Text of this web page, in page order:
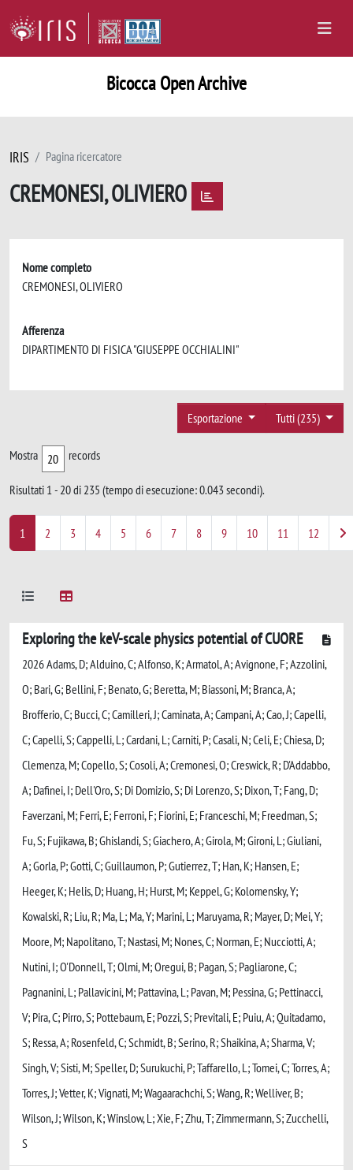
Bicocca Open Archive
IRIS Pagina ricercatore
CREMONESI, OLIVIERO
Nome completo
CREMONESI, OLIVIERO
Afferenza
DIPARTIMENTO DI FISICA "GIUSEPPE OCCHIALINI"
Tutti (235)
Esportazione
Mostra records
Risultati 1 - 20 di 235 (tempo di esecuzione: 0.043 secondi).
1 2 3 4 5 6 7 8 9 10 11 12
Exploring the keV-scale physics potential of CUORE
2026 Adams, D; Alduino, C; Alfonso, K; Armatol, A; Avignone, F; Azzolini,
O; Bari, G; Bellini, F; Benato, G; Beretta, M; Biassoni, M; Branca, A;
Brofferio, C; Bucci, C; Camilleri, J; Caminata, A; Campani, A; Cao, J; Capelli,
C; Capelli, S; Cappelli, L; Cardani, L; Carniti, P; Casali, N; Celi, E; Chiesa, D;
Clemenza, M; Copello, S; Cosoli, A; Cremonesi, O; Creswick, R; D'Addabbo,
A; Dafinei, I; Dell'Oro, S; Di Domizio, S; Di Lorenzo, S; Dixon, T; Fang, D;
Faverzani, M; Ferri, E; Ferroni, F; Fiorini, E; Franceschi, M; Freedman, S;
Fu, S; Fujikawa, B; Ghislandi, S; Giachero, A; Girola, M; Gironi, L; Giuliani,
A; Gorla, P; Gotti, C; Guillaumon, P; Gutierrez, T; Han, K; Hansen, E;
Heeger, K; Helis, D; Huang, H; Hurst, M; Keppel, G; Kolomensky, Y;
Kowalski, R; Liu, R; Ma, L; Ma, Y; Marini, L; Maruyama, R; Mayer, D; Mei, Y;
Moore, M; Napolitano, T; Nastasi, M; Nones, C; Norman, E; Nucciotti, A;
Nutini, I; O'Donnell, T; Olmi, M; Oregui, B; Pagan, S; Pagliarone, C;
Pagnanini, L; Pallavicini, M; Pattavina, L; Pavan, M; Pessina, G; Pettinacci,
V; Pira, C; Pirro, S; Pottebaum, E; Pozzi, S; Previtali, E; Puiu, A; Quitadamo,
S; Ressa, A; Rosenfeld, C; Schmidt, B; Serino, R; Shaikina, A; Sharma, V;
Singh, V; Sisti, M; Speller, D; Surukuchi, P; Taffarello, L; Tomei, C; Torres, A;
Torres, J; Vetter, K; Vignati, M; Wagaarachchi, S; Wang, R; Welliver, B;
Wilson, J; Wilson, K; Winslow, L; Xie, F; Zhu, T; Zimmermann, S; Zucchelli,
S